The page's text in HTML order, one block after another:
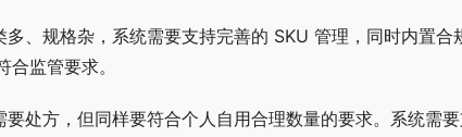
、规格杂，系统需要支持完善的 SKU 管理，同时内置合
监管要求。
处方，但同样要符合个人自用合理数量的要求。系统需